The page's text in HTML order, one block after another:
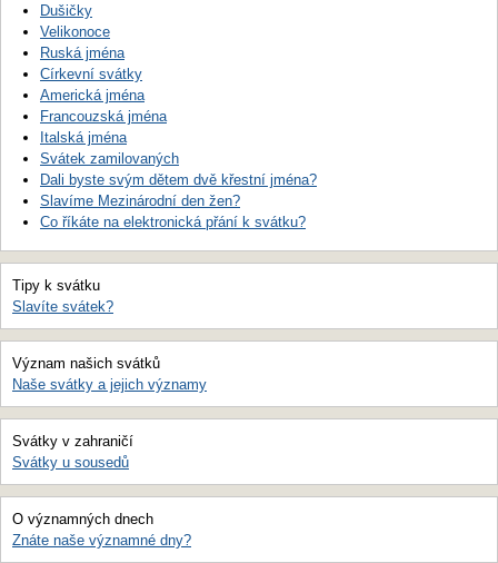
Dušičky
Velikonoce
Ruská jména
Církevní svátky
Americká jména
Francouzská jména
Italská jména
Svátek zamilovaných
Dali byste svým dětem dvě křestní jména?
Slavíme Mezinárodní den žen?
Co říkáte na elektronická přání k svátku?
Tipy k svátku
Slavíte svátek?
Význam našich svátků
Naše svátky a jejich významy
Svátky v zahraničí
Svátky u sousedů
O významných dnech
Znáte naše významné dny?